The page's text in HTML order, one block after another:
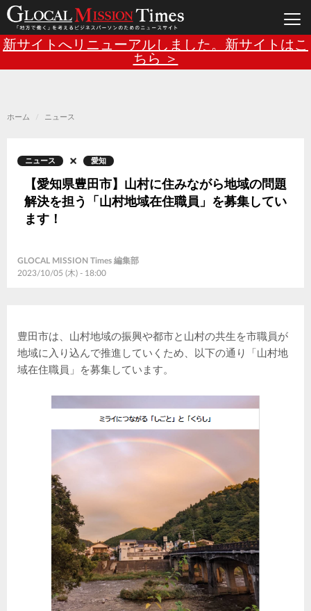
メ
イ
ン
移
動
Main
新サイトへリニューアルしました。新サイトはこ
ちら ＞
ホーム ニュース
ニュース 愛知
【愛知県豊田市】山村に住みながら地域の問題
解決を担う「山村地域在住職員」を募集してい
ます！
GLOCAL MISSION Times 編集部
2023/10/05 (木) - 18:00
豊田市は、山村地域の振興や都市と山村の共生を市職員が
地域に入り込んで推進していくため、以下の通り「山村地
域在住職員」を募集しています。